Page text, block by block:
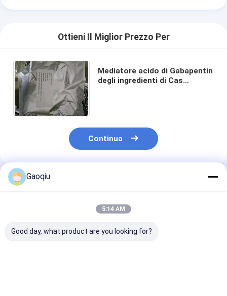
Ottieni Il Miglior Prezzo Per
Mediatore acido di Gabapentin
degli ingredienti di Cas
Continua
Prodotti Raccomandati
Gaoqiu
5:14 AM
Good day, what product are you looking for?